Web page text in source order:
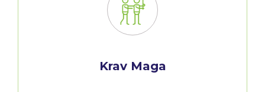
Krav Maga